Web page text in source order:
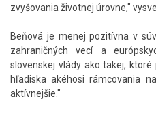
zvyšovania životnej úrovne,"
Beňová je menej pozitívna v
zahraničných vecí a
slovenskej vlády ako takej,
hľadiska akéhosi rámcovania
aktívnejšie."